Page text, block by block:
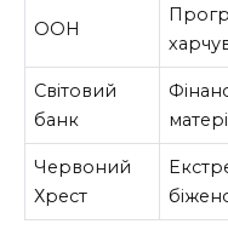
ООН
Світовий
банк
Червоний
Хрест